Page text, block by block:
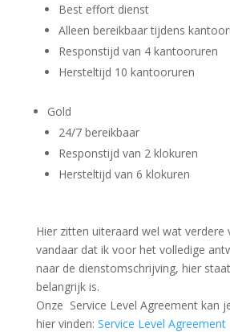
Best effort dienst
Alleen bereikbaar tijdens
Responstijd van 4 kantooruren
Hersteltijd 10 kantooruren
Gold
24/7 bereikbaar
Responstijd van 2 klokuren
Hersteltijd van 6 klokuren
Hier zitten uiteraard wel wat verdere
vandaar dat ik voor het volledige
naar de dienstomschrijving, hier
belangrijk is.
Onze Service Level Agreement kan
hier vinden: Service Level Agreement